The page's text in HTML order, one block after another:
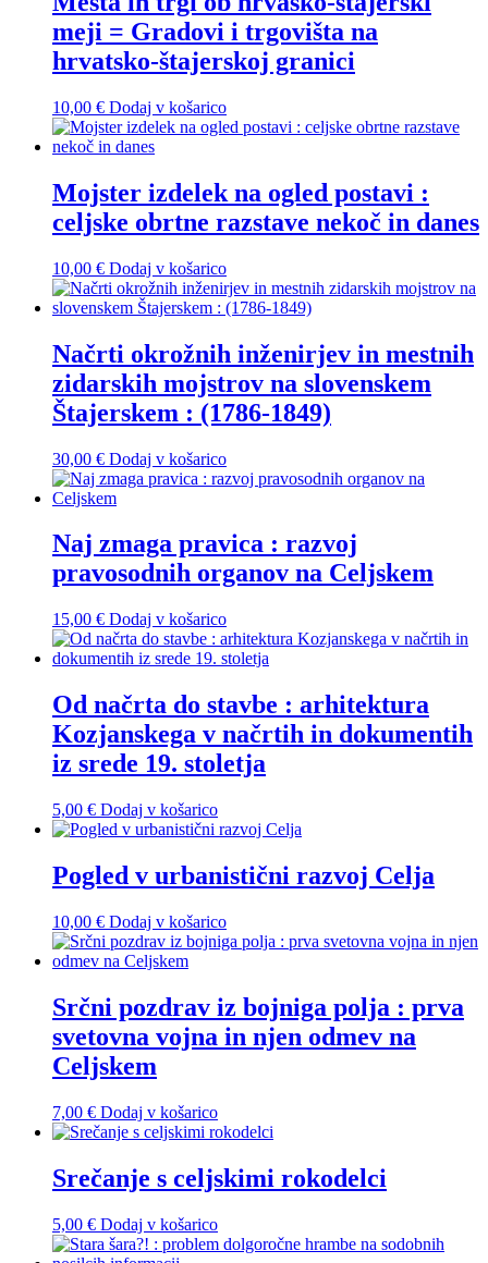
meji = Gradovi i trgovišta na
hrvatsko-štajerskoj granici
10,00 € Dodaj v košarico
Mojster izdelek na ogled postavi :
celjske obrtne razstave nekoč in danes
10,00 € Dodaj v košarico
Načrti okrožnih inženirjev in mestnih
zidarskih mojstrov na slovenskem
Štajerskem : (1786-1849)
30,00 € Dodaj v košarico
Naj zmaga pravica : razvoj
pravosodnih organov na Celjskem
15,00 € Dodaj v košarico
Od načrta do stavbe : arhitektura
Kozjanskega v načrtih in dokumentih
iz srede 19. stoletja
5,00 € Dodaj v košarico
Pogled v urbanistični razvoj Celja
10,00 € Dodaj v košarico
Srčni pozdrav iz bojniga polja : prva
svetovna vojna in njen odmev na
Celjskem
7,00 € Dodaj v košarico
Srečanje s celjskimi rokodelci
5,00 € Dodaj v košarico